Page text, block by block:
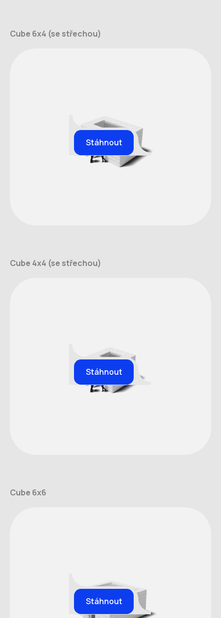
Cube 6x4 (se střechou)
Stáhnout
Cube 4x4 (se střechou)
Stáhnout
Cube 6x6
Stáhnout